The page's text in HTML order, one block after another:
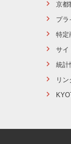
京都
プラ
特定
サイ
統計
リン